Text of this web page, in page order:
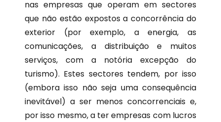
nas empresas que operam em sectores
que não estão expostos a concorrência do
exterior (por exemplo, a energia, as
comunicações, a distribuição e muitos
serviços, com a notória excepção do
turismo). Estes sectores tendem, por isso
(embora isso não seja uma consequência
inevitável) a ser menos concorrenciais e,
por isso mesmo, a ter empresas com lucros